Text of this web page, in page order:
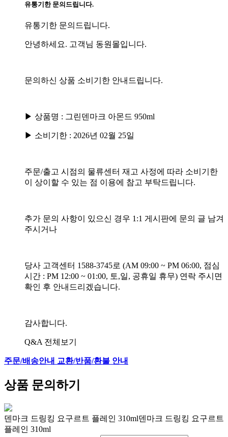
유통기한 문의드립니다.
유통기한 문의드립니다.
안녕하세요. 고객님 동원몰입니다.
문의하신 상품 소비기한 안내드립니다.
▶ 상품명 : 그린덴마크 아몬드 950ml
▶ 소비기한 : 2026년 02월 25일
주문/출고 시점의 물류센터 재고 사정에 따라 소비기한
이 상이할 수 있는 점 이용에 참고 부탁드립니다.
추가 문의 사항이 있으신 경우 1:1 게시판에 문의 글 남겨
주시거나
당사 고객센터 1588-3745로 (AM 09:00 ~ PM 06:00, 점심
시간 : PM 12:00 ~ 01:00, 토,일, 공휴일 휴무) 연락 주시면
확인 후 안내드리겠습니다.
감사합니다.
Q&A 전체보기
주문/배송안내 교환/반품/환불 안내
상품 문의하기
덴마크 드링킹 요구르트 플레인 310ml덴마크 드링킹 요구르트
플레인 310ml